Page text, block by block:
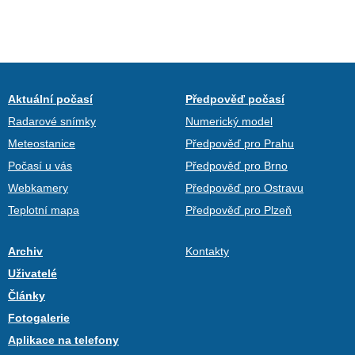
Aktuální počasí
Radarové snímky
Meteostanice
Počasí u vás
Webkamery
Teplotní mapa
Předpověď počasí
Numerický model
Předpověď pro Prahu
Předpověď pro Brno
Předpověď pro Ostravu
Předpověď pro Plzeň
Archiv
Uživatelé
Články
Fotogalerie
Aplikace na telefony
Kontakty